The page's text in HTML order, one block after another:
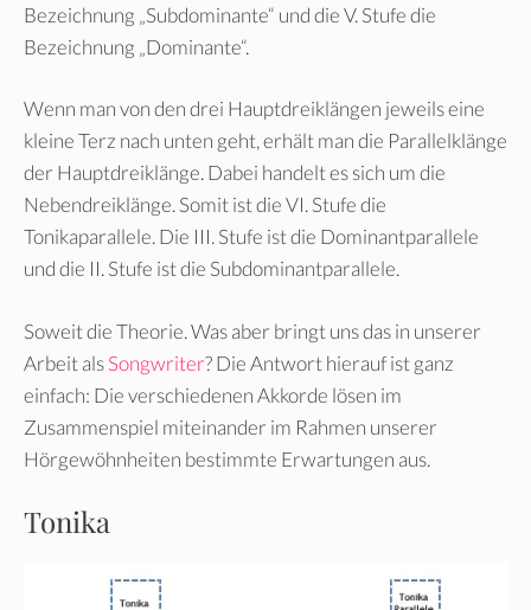
Bezeichnung „Subdominante“ und die V. Stufe die
Bezeichnung „Dominante“.
Wenn man von den drei Hauptdreiklängen jeweils eine
kleine Terz nach unten geht, erhält man die Parallelklänge
der Hauptdreiklänge. Dabei handelt es sich um die
Nebendreiklänge. Somit ist die VI. Stufe die
Tonikaparallele. Die III. Stufe ist die Dominantparallele
und die II. Stufe ist die Subdominantparallele.
Soweit die Theorie. Was aber bringt uns das in unserer
Arbeit alsSongwriter? Die Antwort hierauf ist ganz
einfach: Die verschiedenen Akkorde lösen im
Zusammenspiel miteinander im Rahmen unserer
Hörgewöhnheiten bestimmte Erwartungen aus.
Tonika